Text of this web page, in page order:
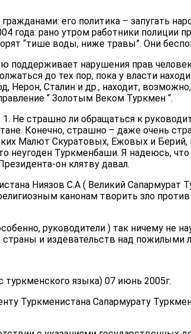
его политика – запугать
года: рано утром работники полиции
“тише воды, ниже травы”. Они
поддерживает нарушения прав
до тех пор, пока у власти
Нерон, Сталин и др., находит,
“ Золотым Веком Туркмен “.
1. Не страшно ли обращаться к
Конечно, страшно – даже очень
Малют Скуратовых, Ежовых и Берий,
неугоден Туркменбаши. Я надеюсь,
он клятву давал.
Ниязов С.А ( Великий Сапармурат
канонам творить зло
руководители ) так ничему не
страны и издевательств над пожилыми
туркменского языка) 07 июнь 2005г.
Туркменистана Сапармурату